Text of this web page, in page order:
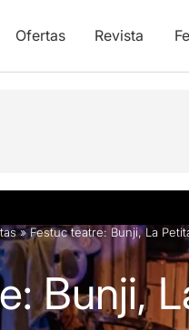
Ofertas Revista
»Festuc teatre: Bunji, La
Bunji,